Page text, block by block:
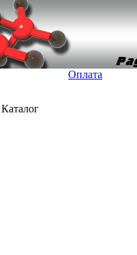
Оплата
Каталог